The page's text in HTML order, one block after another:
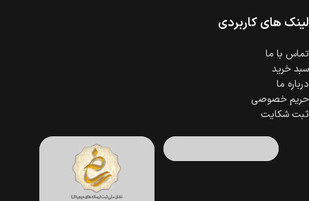
لینک های کاربردی
تماس با ما
سبد خرید
درباره ما
حریم خصوصی
ثبت شکایت